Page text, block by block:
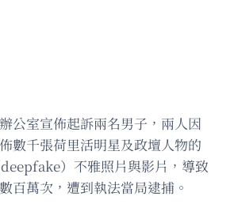
公室宣佈起訴兩名男子，兩人因
數千張荷里活明星及政壇人物的
）不雅照片與影片，導致
百萬次，遭到執法當局逮捕。